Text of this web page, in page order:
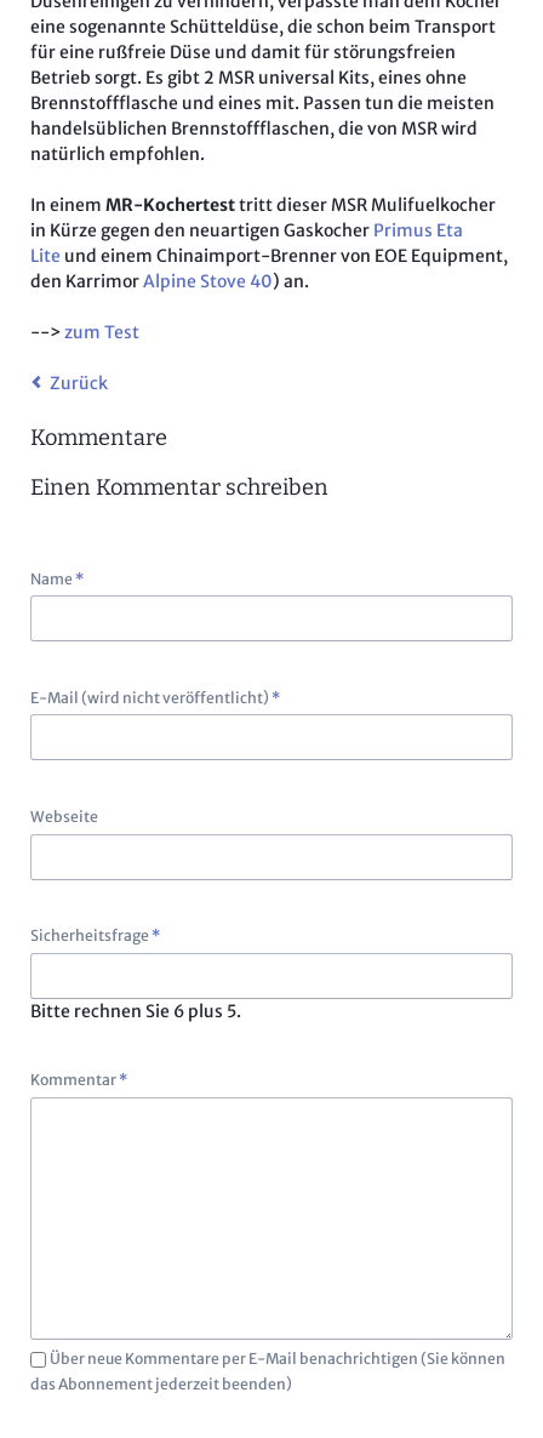
eine sogenannte Schütteldüse, die schon beim Transport
für eine rußfreie Düse und damit für störungsfreien
Betrieb sorgt. Es gibt 2 MSR universal Kits, eines ohne
Brennstoffflasche und eines mit. Passen tun die meisten
handelsüblichen Brennstoffflaschen, die von MSR wird
natürlich empfohlen.
In einem MR-Kochertesttritt dieser MSR Mulifuelkocher
in Kürze gegen den neuartigen Gaskocher Primus Eta
Lite und einem Chinaimport-Brenner von EOE Equipment,
den KarrimorAlpine Stove 40) an.
-->zum Test
Zurück
Kommentare
Einen Kommentar schreiben
Pflichtfeld
Name *
Pflichtfeld
E-Mail (wird nicht veröffentlicht) *
Webseite
Pflichtfeld
Sicherheitsfrage *
Bitte rechnen Sie 6 plus 5.
Pflichtfeld
Kommentar *
Über neue Kommentare per E-Mail benachrichtigen (Sie können
das Abonnement jederzeit beenden)